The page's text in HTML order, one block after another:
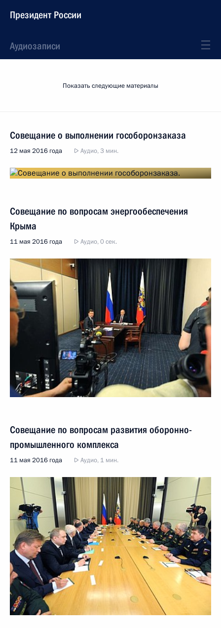
Президент России
Аудиозаписи
Показать следующие материалы
Совещание о выполнении гособоронзаказа
12 мая 2016 года Аудио, 3 мин.
Совещание по вопросам энергообеспечения
Крыма
11 мая 2016 года Аудио, 0 сек.
Совещание по вопросам развития оборонно-
промышленного комплекса
11 мая 2016 года Аудио, 1 мин.